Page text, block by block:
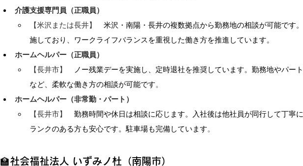
介護支援専門員（正職員）
【米沢または長井】 米沢・南陽・長井の複数拠点から勤務地の相談が可能です
施しており、ワークライフバランスを重視した働き方を推進しています。
ホームヘルパー（正職員）
【長井市】
ノー残業デーを実施し、定時退社を推奨しています。勤務地やパー
など、柔軟な働き方の相談が可能です。
ホームヘルパー（非常勤・パート）
【長井市】 勤務時間や休日は相談に応じます。入社後は他社員が同行して丁寧
ランクのある方も安心です。駐車場も完備しています。
🏫社会福祉法人 いずみノ杜（南陽市）